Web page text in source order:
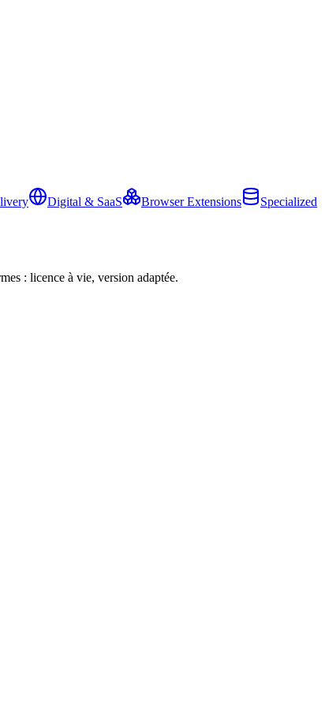
Digital & SaaS Browser Extensions Specialized
: licence à vie, version adaptée.